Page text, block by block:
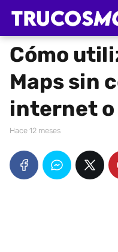
Cómo
Maps sin
internet
hace 12 meses